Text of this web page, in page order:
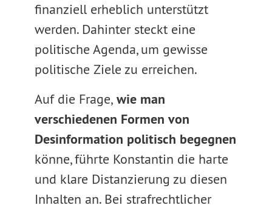
finanziell erheblich unterstützt
werden. Dahinter steckt eine
politische Agenda, um gewisse
politische Ziele zu erreichen.
Auf die Frage,wie man
verschiedenen Formen von
Desinformation politisch begegnen
könne, führte Konstantin die harte
und klare Distanzierung zu diesen
Inhalten an. Bei strafrechtlicher